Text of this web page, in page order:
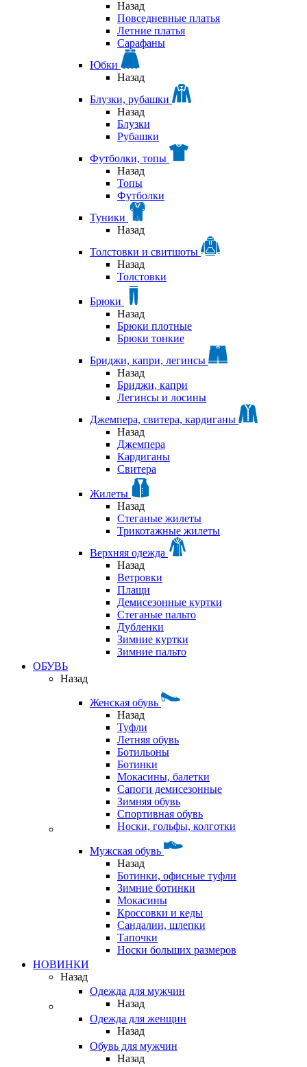
Назад
Повседневные платья
Летние платья
Сарафаны
Юбки
Назад
Блузки, рубашки
Назад
Блузки
Рубашки
Футболки, топы
Назад
Топы
Футболки
Туники
Назад
Толстовки и свитшоты
Назад
Толстовки
Брюки
Назад
Брюки плотные
Брюки тонкие
Бриджи, капри, легинсы
Назад
Бриджи, капри
Легинсы и лосины
Джемпера, свитера, кардиганы
Назад
Джемпера
Кардиганы
Свитера
Жилеты
Назад
Стеганые жилеты
Трикотажные жилеты
Верхняя одежда
Назад
Ветровки
Плащи
Демисезонные куртки
Стеганые пальто
Дубленки
Зимние куртки
Зимние пальто
ОБУВЬ
Назад
Женская обувь
Назад
Туфли
Летняя обувь
Ботильоны
Ботинки
Мокасины, балетки
Сапоги демисезонные
Зимняя обувь
Спортивная обувь
Носки, гольфы, колготки
Мужская обувь
Назад
Ботинки, офисные туфли
Зимние ботинки
Мокасины
Кроссовки и кеды
Сандалии, шлепки
Тапочки
Носки больших размеров
НОВИНКИ
Назад
Одежда для мужчин
Назад
Одежда для женщин
Назад
Обувь для мужчин
Назад